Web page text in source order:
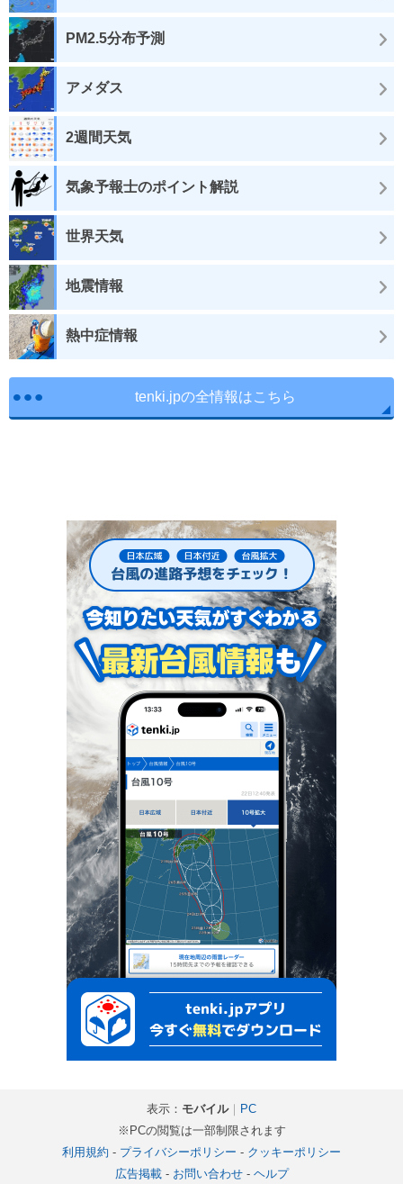
PM2.5分布予測
アメダス
2週間天気
気象予報士のポイント解説
世界天気
地震情報
熱中症情報
tenki.jpの全情報はこちら
表示： モバイル｜ PC
※PCの閲覧は一部制限されます
利用規約 - プライバシーポリシー - クッキーポリシー
広告掲載- お問い合わせ- ヘルプ